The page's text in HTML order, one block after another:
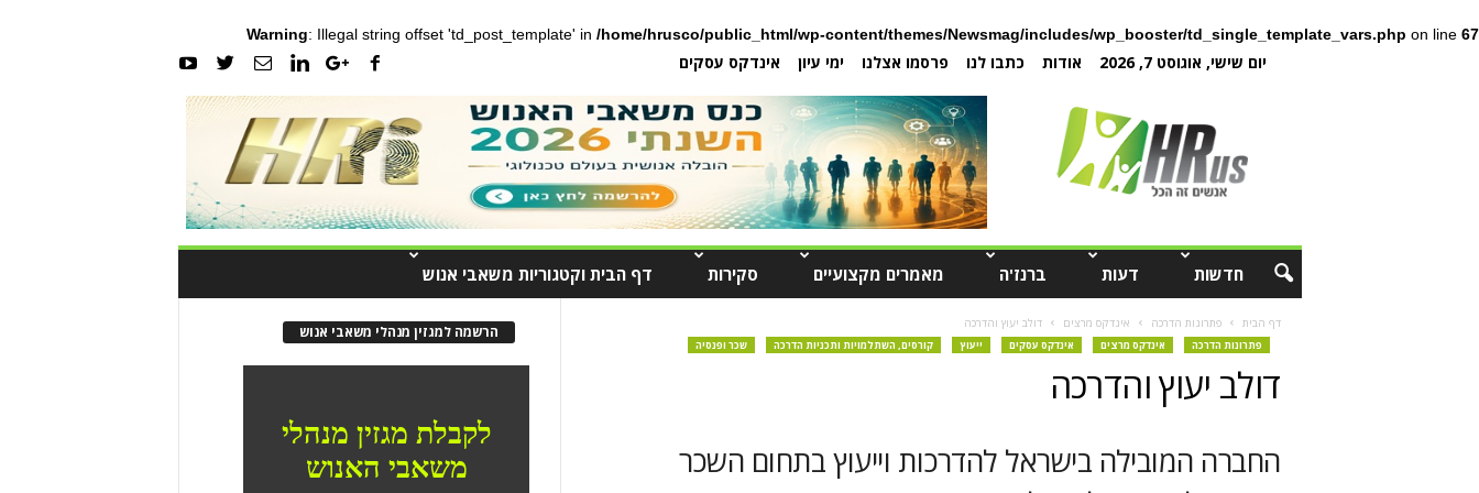
Warning: Illegal string offset 'td_post_template' in /home/hrusco/public_html/wp-content/themes/Newsmag/includes/wp_booster/td_single_template_vars.php on line 67
יום שישי, אוגוסט 7, 2026 אודות כתבו לנו פרסמו אצלנו ימי עיון אינדקס עסקים
חדשות דעות ברנז'ה מאמרים מקצועיים סקירות דף הבית וקטגוריות משאבי אנוש
דף הבית פתרונות הדרכה אינדקס מרצים דולב יעוץ והדרכה
פתרונות הדרכה אינדקס מרצים אינדקס עסקים ייעוץ קורסים, השתלמויות ותכניות הדרכה שכר ופנסיה
דולב יעוץ והדרכה
החברה המובילה בישראל להדרכות וייעוץ בתחום השכר
הרשמה למגזין מנהלי משאבי אנוש